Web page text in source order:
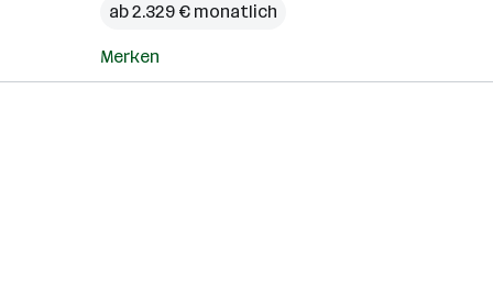
ab 2.329 € monatlich
Merken